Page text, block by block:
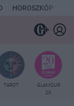
HOROSZKÓP
TAROT
GLAMOUR
20